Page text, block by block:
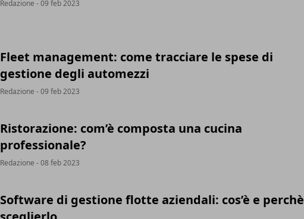
Redazione - 09 feb 2023
Fleet management: come tracciare le spese di
gestione degli automezzi
Redazione - 09 feb 2023
Ristorazione: com’è composta una cucina
professionale?
Redazione - 08 feb 2023
Software di gestione flotte aziendali: cos’è e perchè